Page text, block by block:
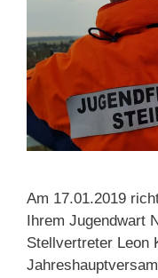
Am 17.01.2019
Ihrem Jugendwart
Stellvertreter Leon